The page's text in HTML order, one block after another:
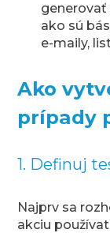
generovať
ako sú
e-maily,
Ako
prípady
1. Definuj
Najprv sa
akciu